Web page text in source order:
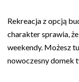
Rekreacja z opcją
charakter sprawia,
weekendy. Możesz
nowoczesny domek